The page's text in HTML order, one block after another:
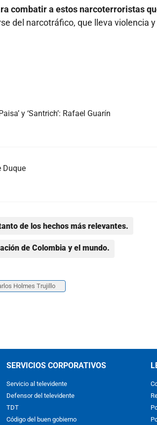
combatir a estos narcoterroristas
del narcotráfico, que lleva violencia
y ‘Santrich’: Rafael Guarín
Duque
de los hechos más relevantes.
de Colombia y el mundo.
Holmes Trujillo
SERVICIOS CORPORATIVOS
Servicio al televidente
Defensor del televidente
TDT
Código del buen gobierno